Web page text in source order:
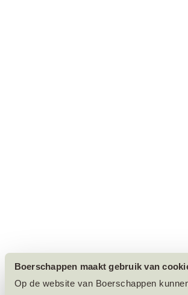
Boerschappen maakt gebruik van
Op de website van Boerschappen